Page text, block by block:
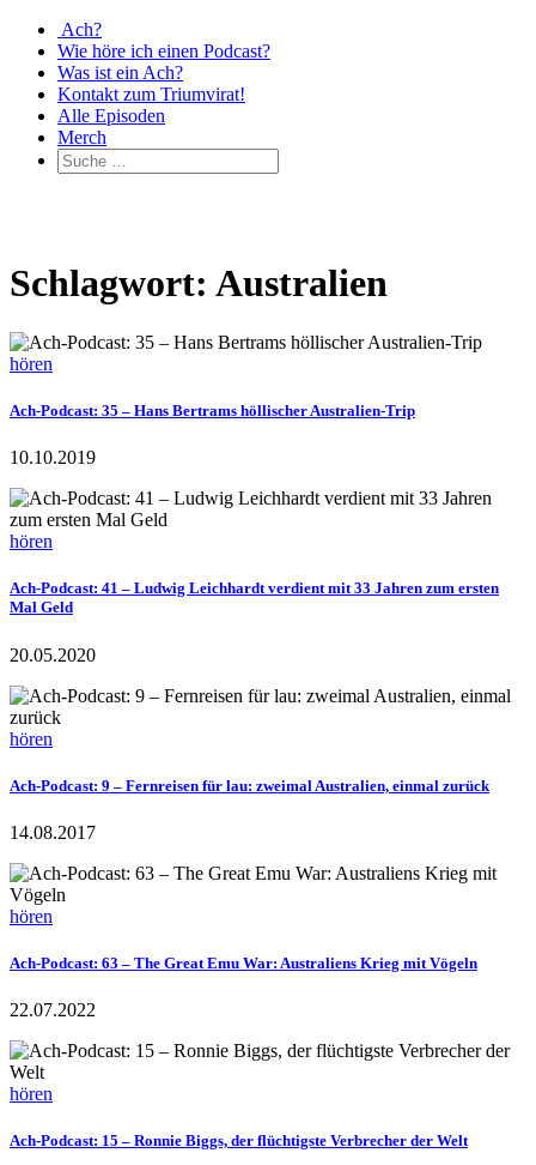
Ach?
Wie höre ich einen Podcast?
Was ist ein Ach?
Kontakt zum Triumvirat!
Alle Episoden
Merch
Schlagwort: Australien
hören
Ach-Podcast: 35 – Hans Bertrams höllischer Australien-Trip
10.10.2019
hören
Ach-Podcast: 41 – Ludwig Leichhardt verdient mit 33 Jahren zum ersten
Mal Geld
20.05.2020
hören
Ach-Podcast: 9 – Fernreisen für lau: zweimal Australien, einmal zurück
14.08.2017
hören
Ach-Podcast: 63 – The Great Emu War: Australiens Krieg mit Vögeln
22.07.2022
hören
Ach-Podcast: 15 – Ronnie Biggs, der flüchtigste Verbrecher der Welt